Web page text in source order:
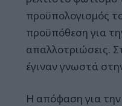
προϋπολογισμός
προϋπόθεση για
απαλλοτριώσεις.
έγιναν γνωστά
Η απόφαση για